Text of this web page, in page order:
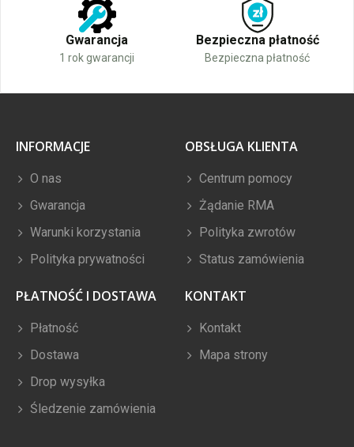
Gwarancja
1 rok gwarancji
Bezpieczna płatność
Bezpieczna płatność
INFORMACJE
O nas
Gwarancja
Warunki korzystania
Polityka prywatności
OBSŁUGA KLIENTA
Centrum pomocy
Żądanie RMA
Polityka zwrotów
Status zamówienia
PŁATNOŚĆ I DOSTAWA
Płatność
Dostawa
Drop wysyłka
Śledzenie zamówienia
KONTAKT
Kontakt
Mapa strony